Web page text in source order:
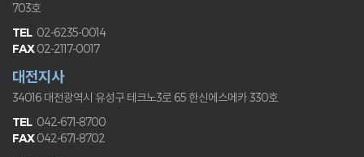
703호
02-6235-0014
02-2117-0017
대전지사
34016 대전광역시 유성구 테크노3로 65 한신에스메카 330호
042-671-8700
042-671-8702